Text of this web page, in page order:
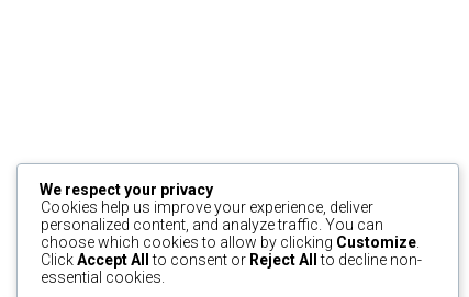
We respect your privacy
Cookies help us improve your experience, deliver
personalized content, and analyze traffic. You can
choose which cookies to allow by clicking Customize
ClickAccept All to consent or Reject All
to decline non-
essential cookies.